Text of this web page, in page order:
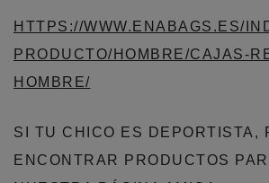
HTTPS://WWW.ENABAGS.ES/
PRODUCTO/HOMBRE/CAJAS-
HOMBRE/
SI TU CHICO ES DEPORTISTA,
ENCONTRAR PRODUCTOS